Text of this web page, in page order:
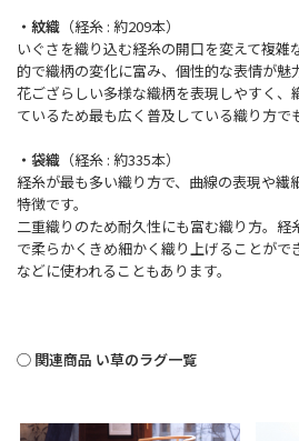
・紋織 （経糸 : 約209本）
いぐさを織り込む経糸の開口を変えて複雑
的で織柄の変化に富み、個性的な表情が魅
花ござらしい多様な織柄を表現しやすく、
ているため最も広く普及している織り方で
・袋織 （経糸 : 約335本）
経糸が最も多い織り方で、曲線の表現や繊
特徴です。
二重織りのため耐久性にも富む織り方。
で柔らかくきめ細かく織り上げることがで
などに使われることもあります。
◯ 関連商品 い草のラグ一覧